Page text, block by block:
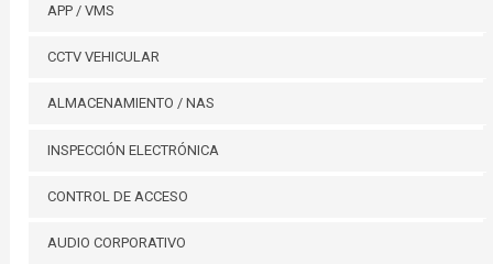
APP / VMS
CCTV VEHICULAR
ALMACENAMIENTO / NAS
INSPECCIÓN ELECTRÓNICA
CONTROL DE ACCESO
AUDIO CORPORATIVO